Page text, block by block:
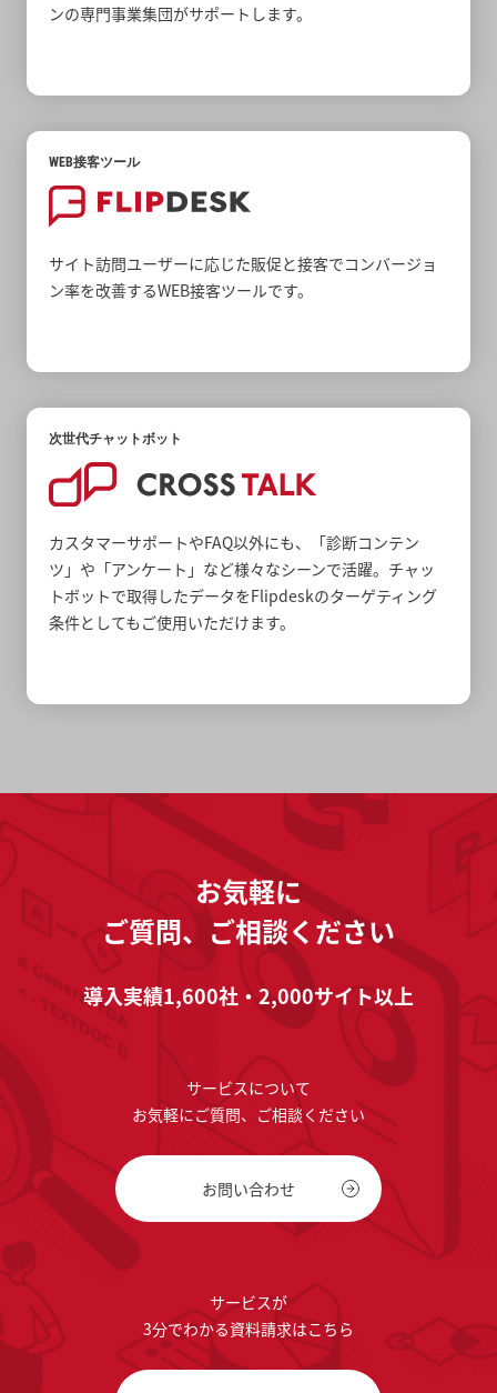
ンの専門事業集団がサポートします。
WEB接客ツール
サイト訪問ユーザーに応じた販促と接客でコンバージョ
ン率を改善するWEB接客ツールです。
次世代チャットボット
カスタマーサポートやFAQ以外にも、「診断コンテン
ツ」や「アンケート」など様々なシーンで活躍。チャッ
トボットで取得したデータをFlipdeskのターゲティング
条件としてもご使用いただけます。
お気軽に
ご質問、ご相談ください
導入実績1,600社・2,000サイト以上
サービスについて
お気軽にご質問、ご相談ください
お問い合わせ
サービスが
3分でわかる資料請求はこちら